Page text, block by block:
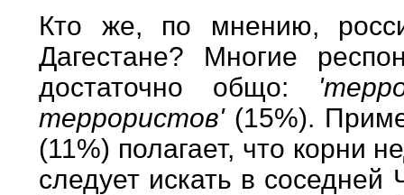
Кто же, по мнению,
Дагестане? Многие
достаточно общо:
террористов' (15%).
(11%) полагает, что корни
следует искать в соседней